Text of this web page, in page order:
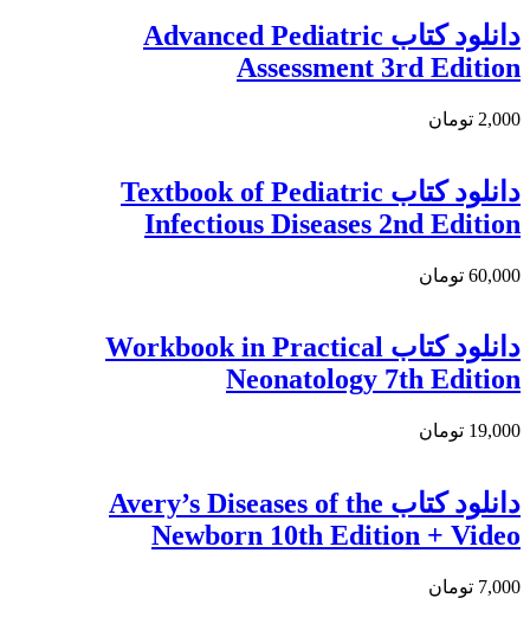
دانلود كتاب Advanced Pediatric
Assessment 3rd Edition
2,000 تومان
دانلود کتاب Textbook of Pediatric
Infectious Diseases 2nd Edition
60,000 تومان
دانلود کتاب Workbook in Practical
Neonatology 7th Edition
19,000 تومان
دانلود کتاب Avery’s Diseases of the
Newborn 10th Edition + Video
7,000 تومان